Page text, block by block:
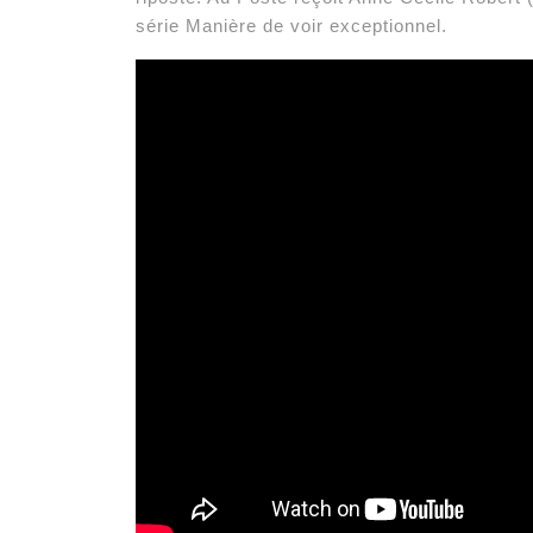
série Manière de voir exceptionnel.